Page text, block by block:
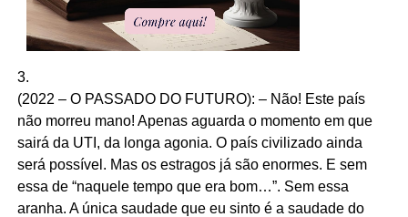
3.
(2022 – O PASSADO DO FUTURO): – Não! Este país
não morreu mano! Apenas aguarda o momento em que
sairá da UTI, da longa agonia. O país civilizado ainda
será possível. Mas os estragos já são enormes. E sem
essa de “naquele tempo que era bom…”. Sem essa
aranha. A única saudade que eu sinto é a saudade do